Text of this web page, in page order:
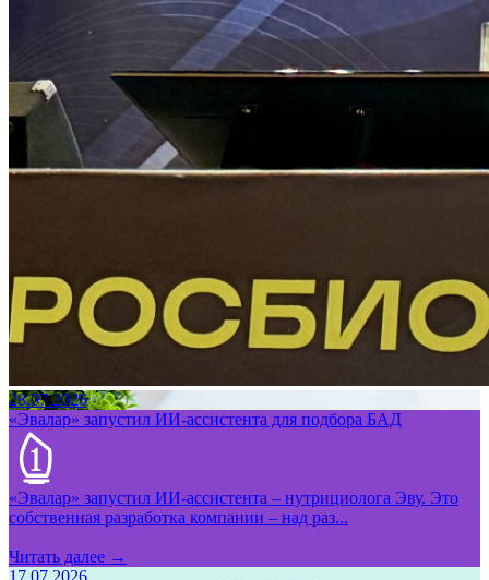
28.07.2026
«Эвалар» запустил ИИ-ассистента для подбора БАД
«Эвалар» запустил ИИ-ассистента – нутрициолога Эву. Это
собственная разработка компании – над раз...
Читать далее →
17.07.2026